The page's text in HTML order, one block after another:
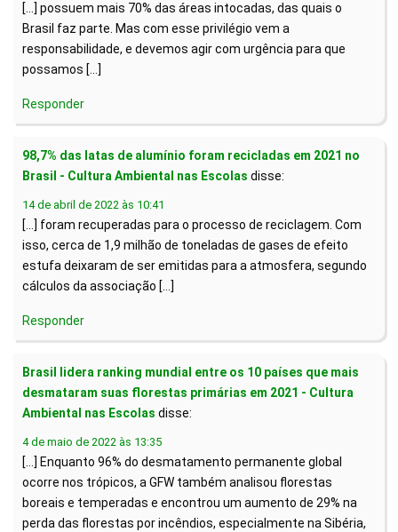
[…] possuem mais 70% das áreas intocadas, das quais o
Brasil faz parte. Mas com esse privilégio vem a
responsabilidade, e devemos agir com urgência para que
possamos […]
Responder
98,7% das latas de alumínio foram recicladas em 2021 no
Brasil - Cultura Ambiental nas Escolas disse:
14 de abril de 2022 às 10:41
[…] foram recuperadas para o processo de reciclagem. Com
isso, cerca de 1,9 milhão de toneladas de gases de efeito
estufa deixaram de ser emitidas para a atmosfera, segundo
cálculos da associação […]
Responder
Brasil lidera ranking mundial entre os 10 países que mais
desmataram suas florestas primárias em 2021 - Cultura
Ambiental nas Escolas disse:
4 de maio de 2022 às 13:35
[…] Enquanto 96% do desmatamento permanente global
ocorre nos trópicos, a GFW também analisou florestas
boreais e temperadas e encontrou um aumento de 29% na
perda das florestas por incêndios, especialmente na Sibéria,